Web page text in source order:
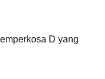
D yang